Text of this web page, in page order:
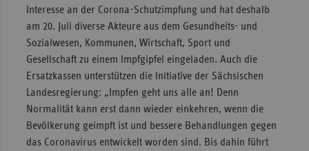
Interesse an der Corona-Schutzimpfung und hat deshalb
am 20. Juli diverse Akteure aus dem Gesundheits- und
Sozialwesen, Kommunen, Wirtschaft, Sport und
Gesellschaft zu einem Impfgipfel eingeladen. Auch die
Ersatzkassen unterstützen die Initiative der Sächsischen
Landesregierung: „Impfen geht uns alle an! Denn
Normalität kann erst dann wieder einkehren, wenn die
Bevölkerung geimpft ist und bessere Behandlungen gegen
das Coronavirus entwickelt worden sind. Bis dahin führt